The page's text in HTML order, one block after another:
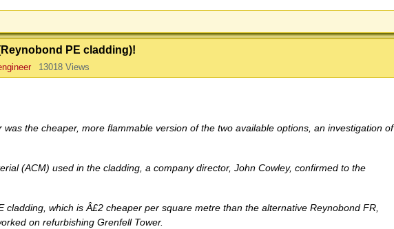
PE cladding)!
13018 Views
the cheaper, more flammable version of the two available options, an investigation of
(ACM) used in the cladding, a company director, John Cowley, confirmed to the
which is Â£2 cheaper per square metre than the alternative Reynobond FR,
on refurbishing Grenfell Tower.